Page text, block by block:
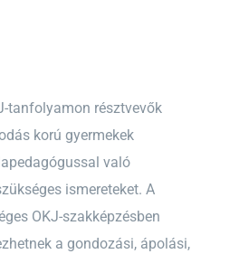
tanfolyamon résztvevők
korú gyermekek
való
ismereteket. A
OKJ-szakképzésben
a gondozási, ápolási,